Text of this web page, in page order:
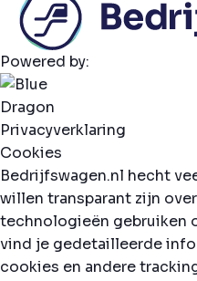
Powered by:
Privacyverklaring
Cookies
Bedrijfswagen.nl hecht
willen transparant zijn
technologieën gebruiken
vind je gedetailleerde
cookies en andere